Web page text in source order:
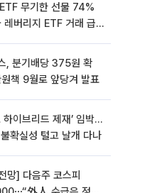
무기한 선물 74%
버리지 ETF 거래 급
, 분기배당 375원 확
책 9월로 앞당겨 발표
이브리드 제재’ 임박…
확실성 털고 날개 다나
망] 다음주 코스피